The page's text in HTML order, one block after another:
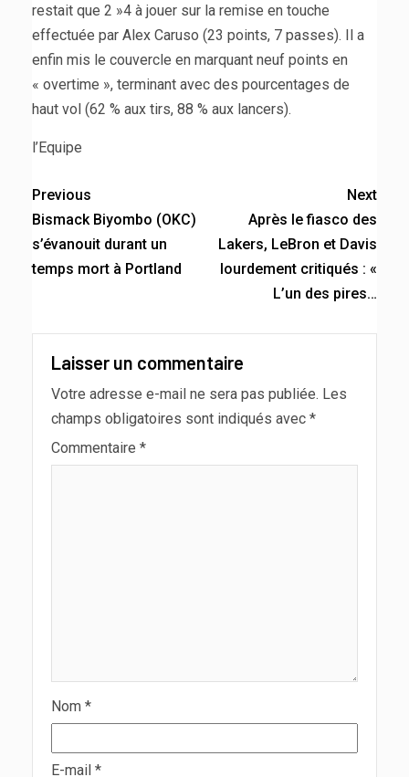
restait que 2 »4 à jouer sur la remise en touche
effectuée par Alex Caruso (23 points, 7 passes). Il a
enfin mis le couvercle en marquant neuf points en
« overtime », terminant avec des pourcentages de
haut vol (62 % aux tirs, 88 % aux lancers).
l’Equipe
Previous
Bismack Biyombo (OKC)
s’évanouit durant un
temps mort à Portland
Next
Après le fiasco des
Lakers, LeBron et Davis
lourdement critiqués : «
L’un des pires…
Laisser un commentaire
Votre adresse e-mail ne sera pas publiée. Les
champs obligatoires sont indiqués avec *
Commentaire *
Nom *
E-mail *